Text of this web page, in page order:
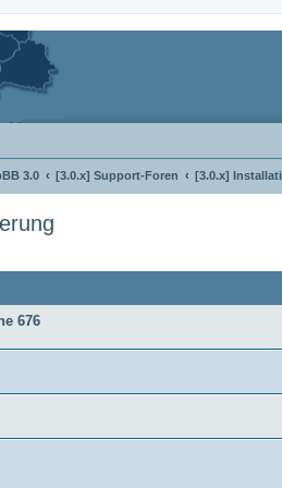
3.0 [3.0.x] Support-Foren [3.0.x]
676